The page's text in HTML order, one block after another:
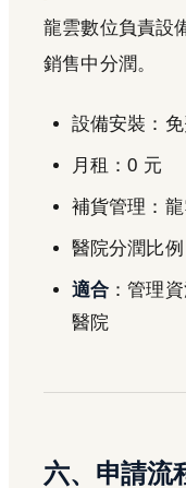
龍雲數位負責設
銷售中分潤。
設備安裝：
月租：0 元
補貨管理：
醫院分潤比例
適合 ：管理
醫院
六、申請流